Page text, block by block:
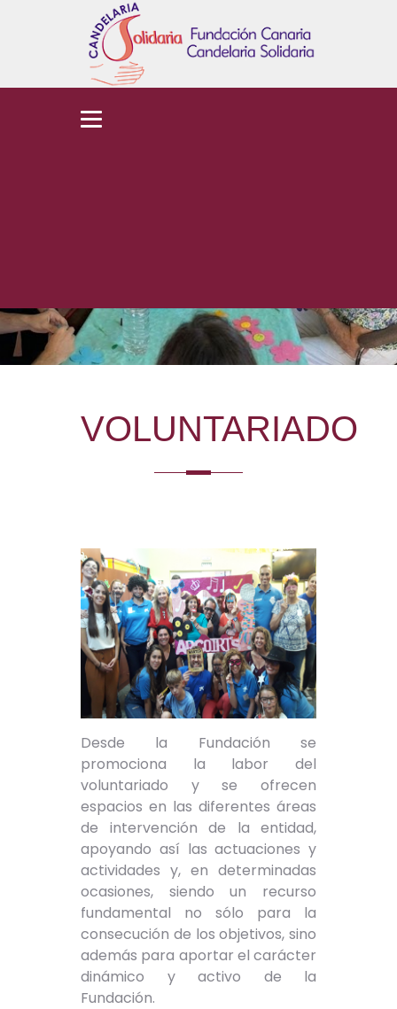
VOLUNTARIADO
Desde la Fundación se
promociona la labor del
voluntariado y se ofrecen
espacios en las diferentes áreas
de intervención de la entidad,
apoyando así las actuaciones y
actividades y, en determinadas
ocasiones, siendo un recurso
fundamental no sólo para la
consecución de los objetivos, sino
además para aportar el carácter
dinámico y activo de la
Fundación.